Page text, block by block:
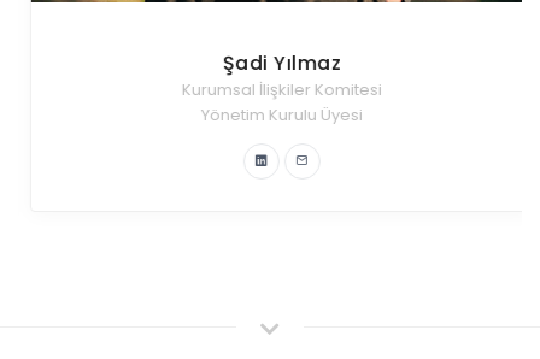
Şadi Yılmaz
Kurumsal İlişkiler Komitesi
Yönetim Kurulu Üyesi